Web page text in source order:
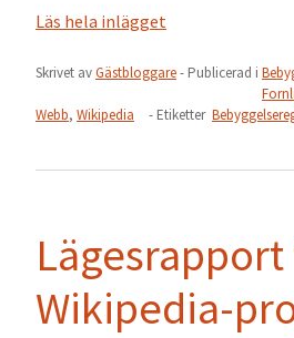
Läs hela inlägget
Skrivet avGästbloggare- Publicerad i
Webb, Wikipedia - Etiketter
Lägesrapport
Wikipedia-